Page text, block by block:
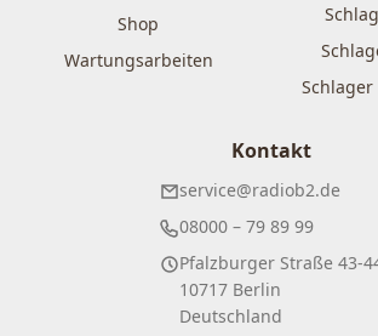
Shop
Wartungsarbeiten
Schlager
Kontakt
service@radiob2.de
08000 – 79 89 99
Pfalzburger Straße 43-
10717 Berlin
Deutschland